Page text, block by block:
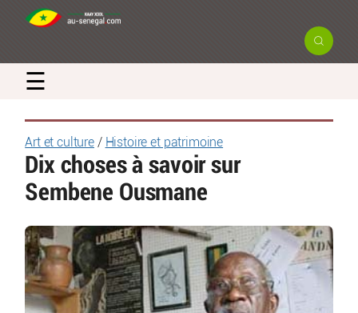
☰
Art et culture / Histoire et patrimoine
Dix choses à savoir sur
Sembene Ousmane